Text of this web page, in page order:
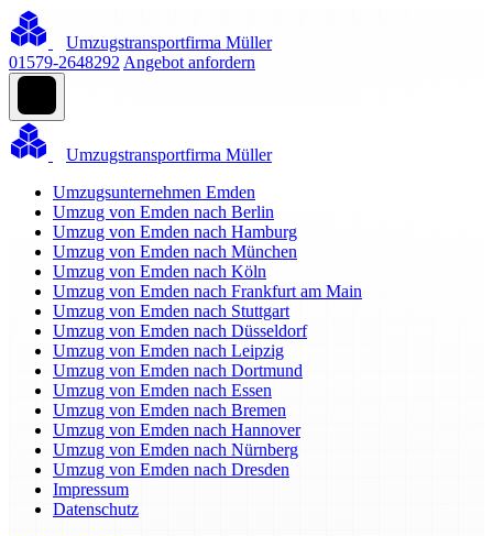
Umzugstransportfirma Müller
01579-2648292 Angebot anfordern
Umzugstransportfirma Müller
Umzugsunternehmen Emden
Umzug von Emden nach Berlin
Umzug von Emden nach Hamburg
Umzug von Emden nach München
Umzug von Emden nach Köln
Umzug von Emden nach Frankfurt am Main
Umzug von Emden nach Stuttgart
Umzug von Emden nach Düsseldorf
Umzug von Emden nach Leipzig
Umzug von Emden nach Dortmund
Umzug von Emden nach Essen
Umzug von Emden nach Bremen
Umzug von Emden nach Hannover
Umzug von Emden nach Nürnberg
Umzug von Emden nach Dresden
Impressum
Datenschutz